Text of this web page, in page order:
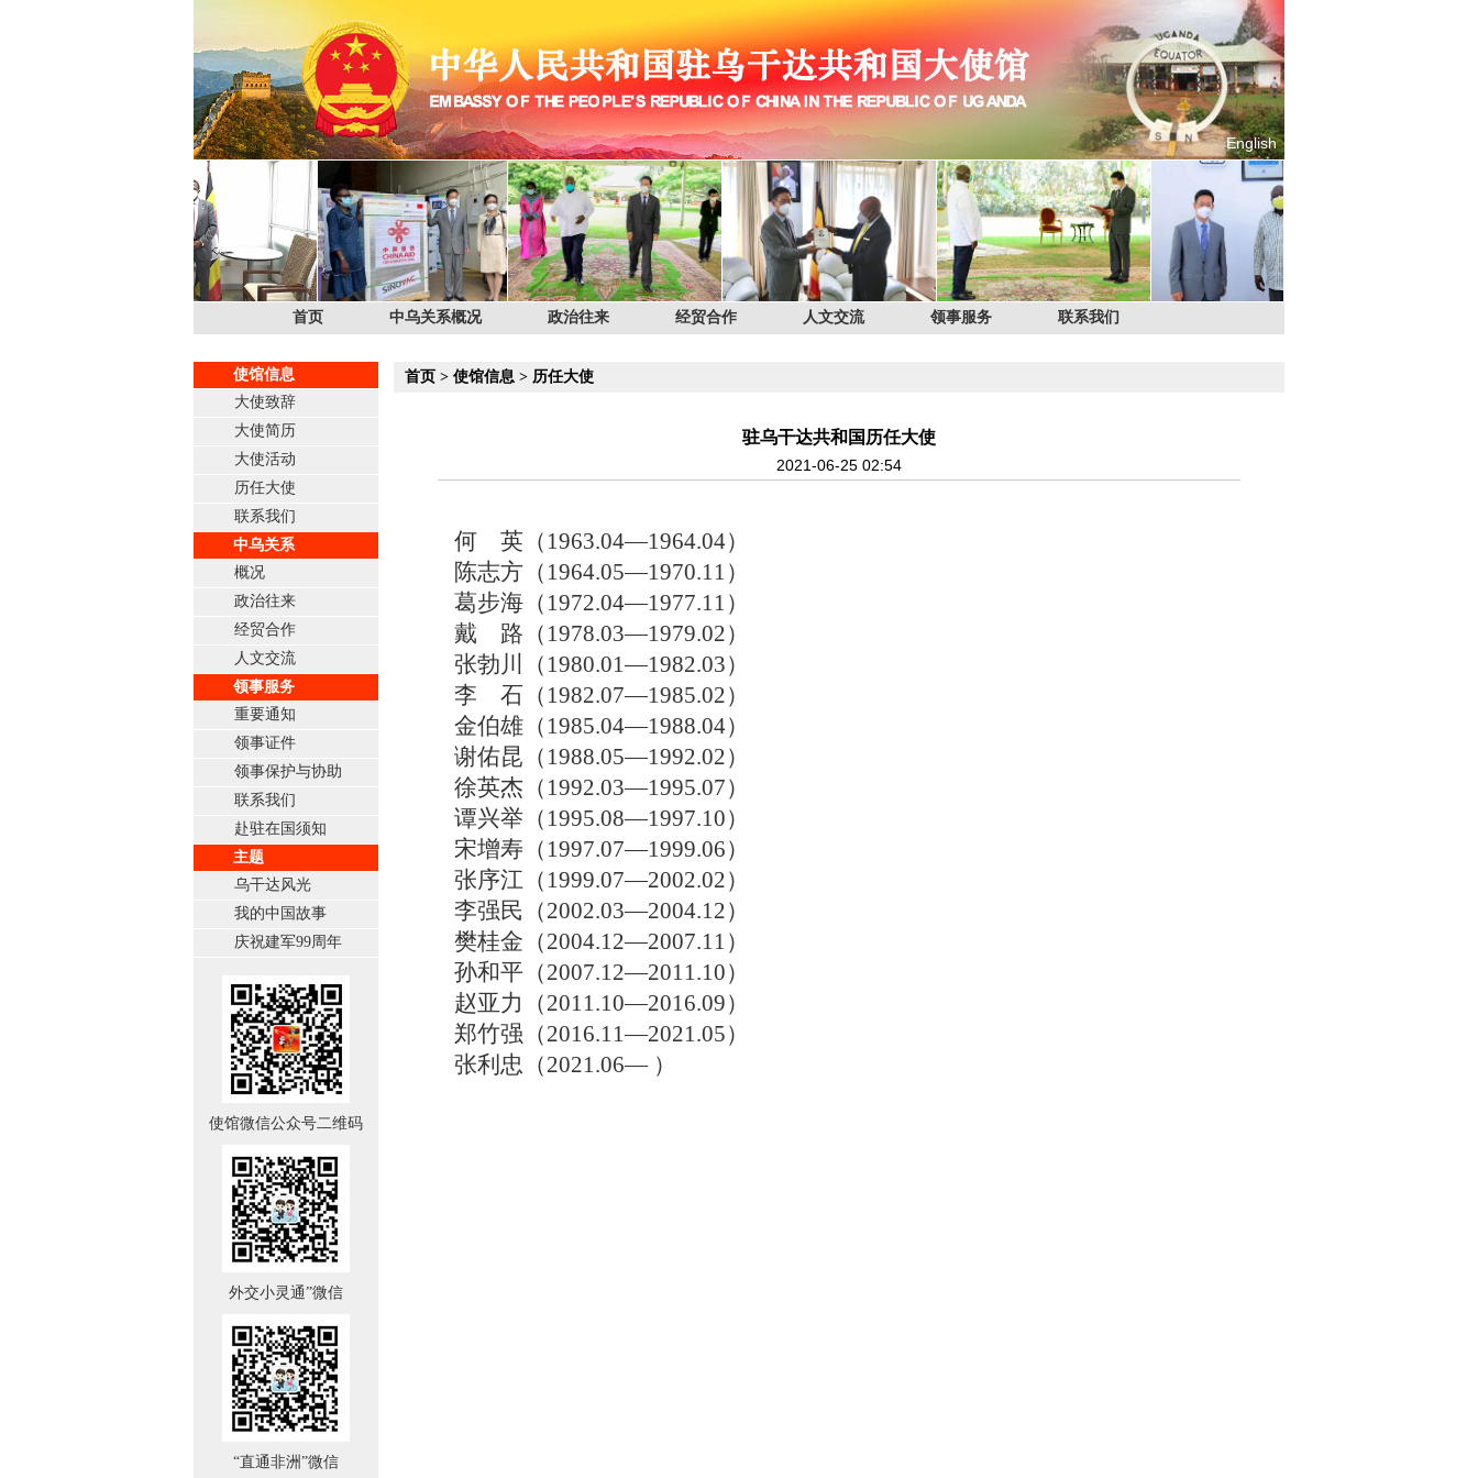
English
首页 中乌关系概况 政治往来 经贸合作 人文交流 领事服务 联系我们
使馆信息
大使致辞
大使简历
大使活动
历任大使
联系我们
中乌关系
概况
政治往来
经贸合作
人文交流
领事服务
重要通知
领事证件
领事保护与协助
联系我们
赴驻在国须知
主题
乌干达风光
我的中国故事
庆祝建军99周年
使馆微信公众号二维码
外交小灵通”微信
“直通非洲”微信
首页 > 使馆信息 > 历任大使
驻乌干达共和国历任大使
2021-06-25 02:54
何 英（ 1963.04—1964.04）
陈志方（ 1964.05—1970.11）
葛步海（ 1972.04—1977.11）
戴 路（ 1978.03—1979.02）
张勃川（ 1980.01—1982.03）
李 石（ 1982.07—1985.02）
金伯雄（ 1985.04—1988.04）
谢佑昆（ 1988.05—1992.02）
徐英杰（ 1992.03—1995.07）
谭兴举（ 1995.08—1997.10）
宋增寿（ 1997.07—1999.06）
张序江（ 1999.07—2002.02）
李强民（2002.03—2004.12）
樊桂金（2004.12—2007.11）
孙和平（2007.12—2011.10）
赵亚力（2011.10—2016.09）
郑竹强（2016.11—2021.05）
张利忠（2021.06— ）